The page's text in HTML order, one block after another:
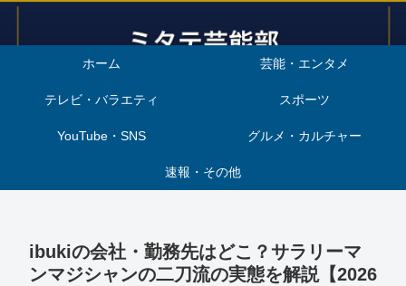
ホーム 芸能・エンタメ
テレビ・バラエティ スポーツ
YouTube・SNS グルメ・カルチャー
速報・その他
ibukiの会社・勤務先はどこ？サラリーマ
ンマジシャンの二刀流の実態を解説【2026